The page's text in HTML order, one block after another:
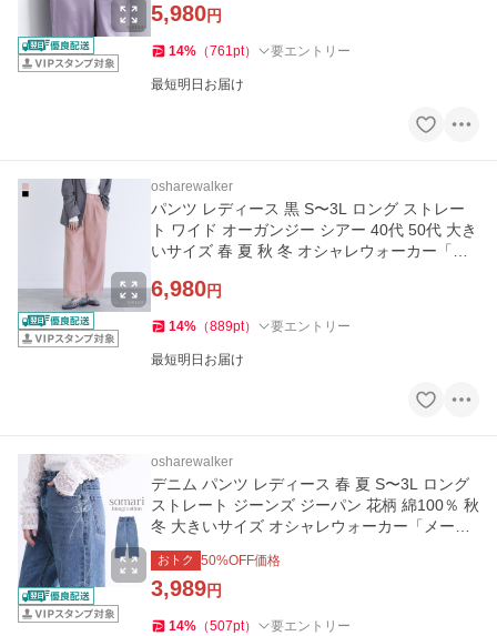
5,980円
14% （761pt） 要エントリー
最短明日お届け
osharewalker
パンツ レディース 黒 S〜3L ロング ストレー
ト ワイド オーガンジー シアー 40代 50代 大き
いサイズ 春 夏 秋 冬 オシャレウォーカー「メ
6,980円
14% （889pt） 要エントリー
最短明日お届け
osharewalker
デニム パンツ レディース 春 夏 S〜3L ロング
ストレート ジーンズ ジーパン 花柄 綿100％ 秋
冬 大きいサイズ オシャレウォーカー「メール
便不可」「20」
おトク 50%OFF価格
3,989円
14% （507pt） 要エントリー